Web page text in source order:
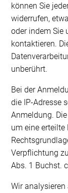
können Sie
widerrufen,
oder indem Sie
kontaktieren.
unberührt.
Bei der
die IP-Adresse
Anmeldung.
um eine
Verpflichtung
Abs. 1 Buchst.
Wir